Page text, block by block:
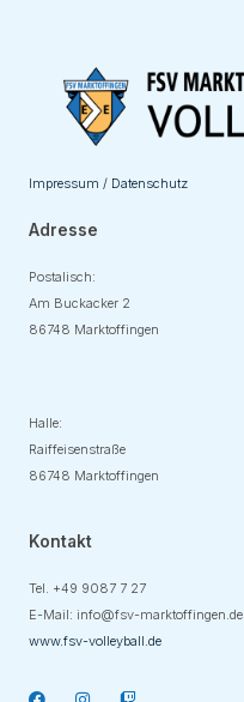
Impressum / Datenschutz
Adresse
Postalisch:
Am Buckacker 2
86748 Marktoffingen
Halle:
Raiffeisenstraße
86748 Marktoffingen
Kontakt
Tel. +49 9087 7 27
E-Mail: info@fsv-marktoffingen.de
www.fsv-volleyball.de